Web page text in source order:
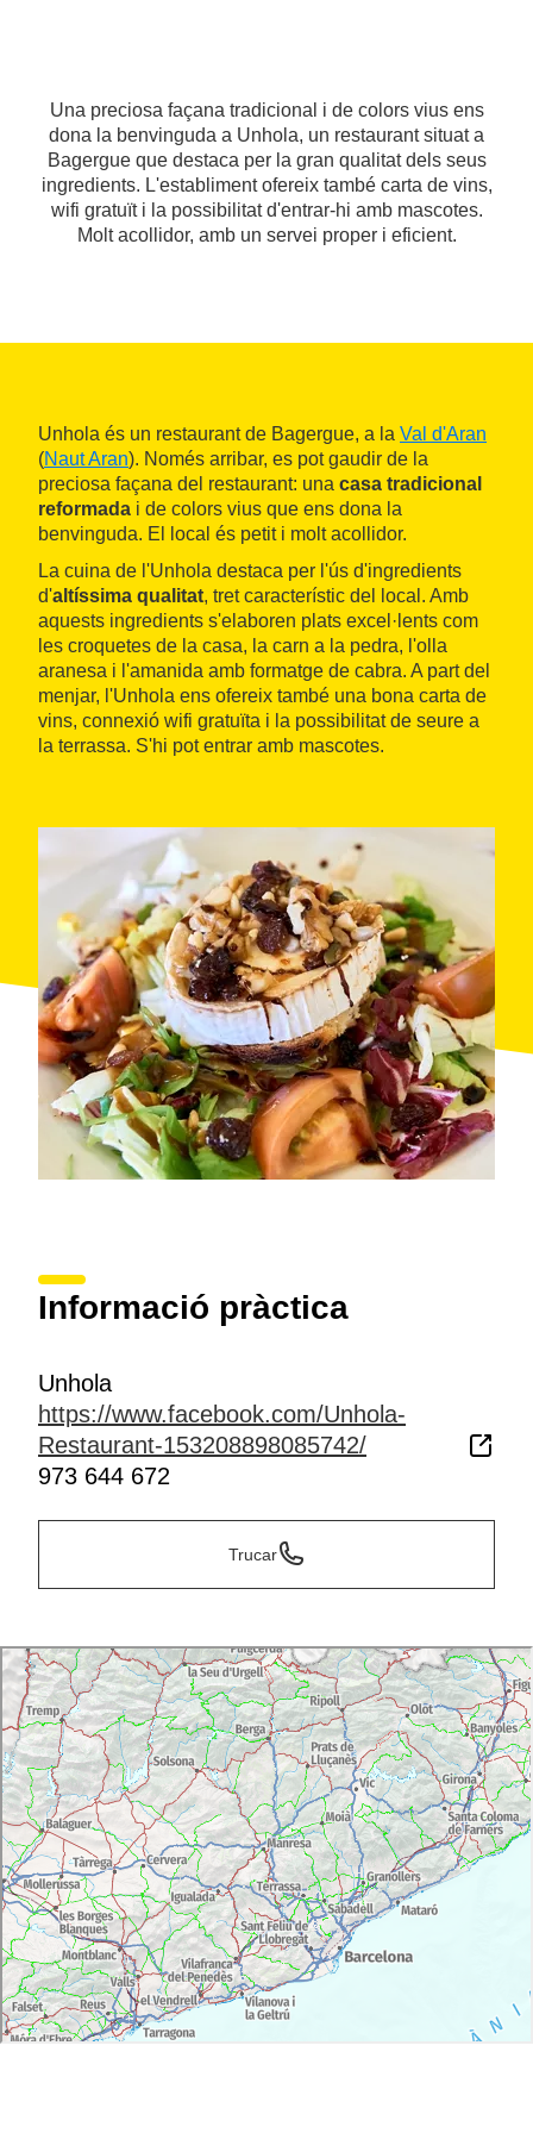
Una preciosa façana tradicional i de colors vius ens
dona la benvinguda a Unhola, un restaurant situat a
Bagergue que destaca per la gran qualitat dels seus
ingredients. L'establiment ofereix també carta de vins,
wifi gratuït i la possibilitat d'entrar-hi amb mascotes.
Molt acollidor, amb un servei proper i eficient.
Unhola és un restaurant de Bagergue, a la Val d'Aran
(Naut Aran). Només arribar, es pot gaudir de la
preciosa façana del restaurant: una casa tradicional
reformada i de colors vius que ens dona la
benvinguda. El local és petit i molt acollidor.
La cuina de l'Unhola destaca per l'ús d'ingredients
d'altíssima qualitat, tret característic del local. Amb
aquests ingredients s'elaboren plats excel·lents com
les croquetes de la casa, la carn a la pedra, l'olla
aranesa i l'amanida amb formatge de cabra. A part del
menjar, l'Unhola ens ofereix també una bona carta de
vins, connexió wifi gratuïta i la possibilitat de seure a
la terrassa. S'hi pot entrar amb mascotes.
Informació pràctica
Unhola
https://www.facebook.com/Unhola-
Restaurant-153208898085742/
973 644 672
Trucar